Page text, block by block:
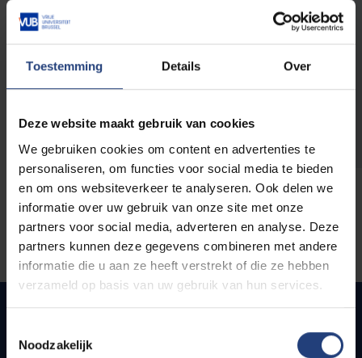
Toestemming Details Over
Deze website maakt gebruik van cookies
We gebruiken cookies om content en advertenties te
personaliseren, om functies voor social media te bieden
en om ons websiteverkeer te analyseren. Ook delen we
informatie over uw gebruik van onze site met onze
partners voor social media, adverteren en analyse. Deze
partners kunnen deze gegevens combineren met andere
informatie die u aan ze heeft verstrekt of die ze hebben
verzameld op basis van uw gebruik van hun services.
Noodzakelijk
De volledige URL van de pagina waar je de fout zag.
Snel naar